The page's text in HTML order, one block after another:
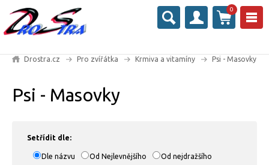
0
Drostra.cz Pro zvířátka Krmiva a vitamíny Psi - Masovky
Psi - Masovky
Setřídit dle:
Dle názvu Od Nejlevnějšího Od nejdražšího